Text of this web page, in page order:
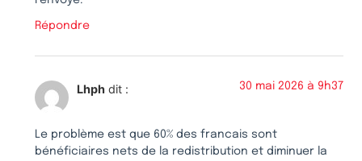
Répondre
Lhph dit : 30 mai 2026 à 9h37
Le problème est que 60% des francais sont
bénéficiaires nets de la redistribution et diminuer la